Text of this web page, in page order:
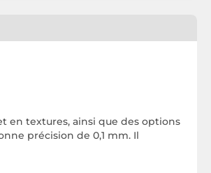
en textures, ainsi que des options
précision de 0,1 mm. Il